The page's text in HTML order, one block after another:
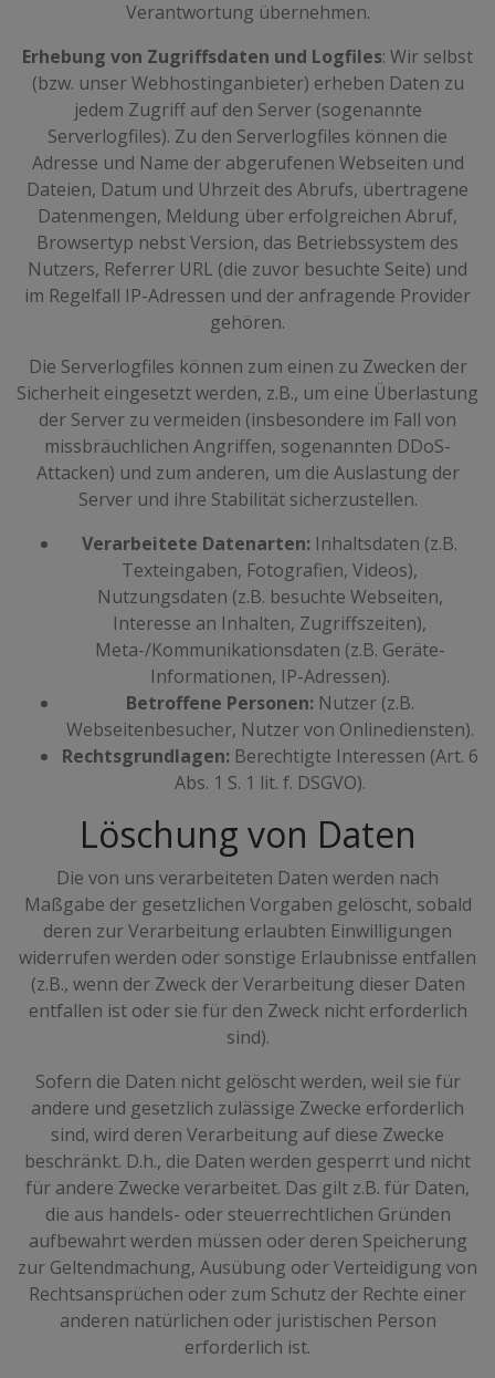
Verantwortung übernehmen.
Erhebung von Zugriffsdaten und Logfiles: Wir selbst
(bzw. unser Webhostinganbieter) erheben Daten zu
jedem Zugriff auf den Server (sogenannte
Serverlogfiles). Zu den Serverlogfiles können die
Adresse und Name der abgerufenen Webseiten und
Dateien, Datum und Uhrzeit des Abrufs, übertragene
Datenmengen, Meldung über erfolgreichen Abruf,
Browsertyp nebst Version, das Betriebssystem des
Nutzers, Referrer URL (die zuvor besuchte Seite) und
im Regelfall IP-Adressen und der anfragende Provider
gehören.
Die Serverlogfiles können zum einen zu Zwecken der
Sicherheit eingesetzt werden, z.B., um eine Überlastung
der Server zu vermeiden (insbesondere im Fall von
missbräuchlichen Angriffen, sogenannten DDoS-
Attacken) und zum anderen, um die Auslastung der
Server und ihre Stabilität sicherzustellen.
Verarbeitete Datenarten: Inhaltsdaten (z.B.
Texteingaben, Fotografien, Videos),
Nutzungsdaten (z.B. besuchte Webseiten,
Interesse an Inhalten, Zugriffszeiten),
Meta-/Kommunikationsdaten (z.B. Geräte-
Informationen, IP-Adressen).
Betroffene Personen:Nutzer (z.B.
Webseitenbesucher, Nutzer von Onlinediensten).
Rechtsgrundlagen:Berechtigte Interessen (Art. 6
Abs. 1 S. 1 lit. f. DSGVO).
Löschung von Daten
Die von uns verarbeiteten Daten werden nach
Maßgabe der gesetzlichen Vorgaben gelöscht, sobald
deren zur Verarbeitung erlaubten Einwilligungen
widerrufen werden oder sonstige Erlaubnisse entfallen
(z.B., wenn der Zweck der Verarbeitung dieser Daten
entfallen ist oder sie für den Zweck nicht erforderlich
sind).
Sofern die Daten nicht gelöscht werden, weil sie für
andere und gesetzlich zulässige Zwecke erforderlich
sind, wird deren Verarbeitung auf diese Zwecke
beschränkt. D.h., die Daten werden gesperrt und nicht
für andere Zwecke verarbeitet. Das gilt z.B. für Daten,
die aus handels- oder steuerrechtlichen Gründen
aufbewahrt werden müssen oder deren Speicherung
zur Geltendmachung, Ausübung oder Verteidigung von
Rechtsansprüchen oder zum Schutz der Rechte einer
anderen natürlichen oder juristischen Person
erforderlich ist.